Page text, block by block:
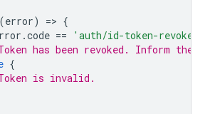
error) => {
.code == 'auth/id-token-revoked'
has been revoked. Inform the
{
is invalid.